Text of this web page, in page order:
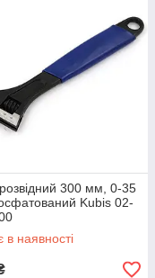
300 мм, 0-35
Kubis 02-
в наявності